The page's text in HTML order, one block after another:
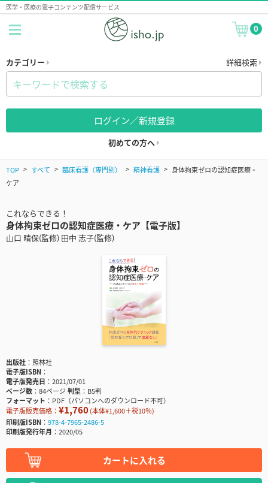
医学・医療の電子コンテンツ配信サービス
0
カテゴリー 詳細検索
ログイン／新規登録
初めての方へ
TOP すべて 臨床看護（専門別） 精神看護
身体拘束ゼロの認知症医療・
ケア
これならできる！
身体拘束ゼロの認知症医療・ケア【電子版】
山口 晴保(監修) 田中 志子(監修)
出版社
照林社
電子版ISBN
電子版発売日
2021/07/01
ページ数
84ページ判型
B5判
フォーマット
PDF（パソコンへのダウンロード不可）
電子版販売価格： ¥1,760(本体¥1,600＋税10％)
印刷版ISBN
978-4-7965-2486-5
印刷版発行年月
2020/05
カートに入れる